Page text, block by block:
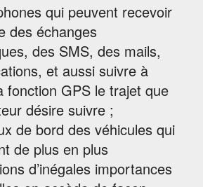
qui peuvent recevoir
des échanges
des SMS, des mails,
et aussi suivre à
fonction GPS le trajet que
désire suivre ;
de bord des véhicules qui
de plus en plus
d’inégales importances